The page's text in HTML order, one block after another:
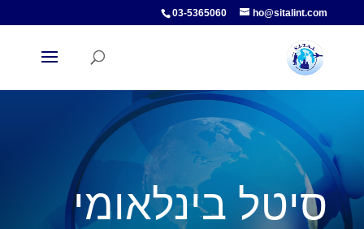
03-5365060 ho@sitalint.com
סיטל בינלאומי